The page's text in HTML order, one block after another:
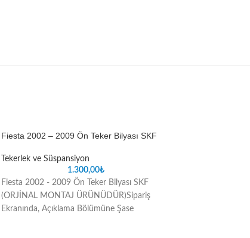
Fiesta 2002 – 2009 Ön Teker Bilyası SKF
Tekerlek ve Süspansiyon
1.300,00₺
Fiesta 2002 - 2009 Ön Teker Bilyası SKF
(ORJİNAL MONTAJ ÜRÜNÜDÜR)Sipariş
Ekranında, Açıklama Bölümüne Şase